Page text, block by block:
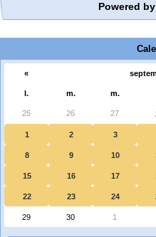
Powered by
«
l. m. m.
25 26 27
1 2 3
8 9 10
15 16 17
22 23 24
29 30 1